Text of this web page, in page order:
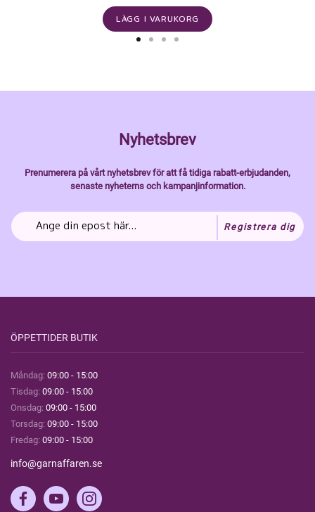
LÄGG I VARUKORG
Nyhetsbrev
Prenumerera på vårt nyhetsbrev för att få tidiga rabatt-erbjudanden,
senaste nyheterns och kampanjinformation.
Registrera dig
ÖPPETTIDER BUTIK
Måndag: 09:00 - 15:00
Tisdag: 09:00 - 15:00
Onsdag: 09:00 - 15:00
Torsdag: 09:00 - 15:00
Fredag: 09:00 - 15:00
info@garnaffaren.se